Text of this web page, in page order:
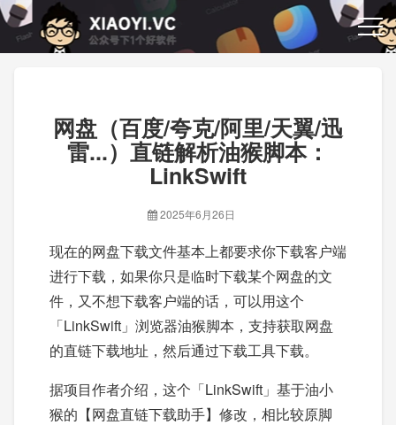
网盘（百度/夸克/阿里/天翼/迅
雷...）直链解析油猴脚本：
LinkSwift
2025年6月26日
现在的网盘下载文件基本上都要求你下载客户端
进行下载，如果你只是临时下载某个网盘的文
件，又不想下载客户端的话，可以用这个
「LinkSwift」浏览器油猴脚本，支持获取网盘
的直链下载地址，然后通过下载工具下载。
据项目作者介绍，这个「LinkSwift」基于油小
猴的【网盘直链下载助手】修改，相比较原脚